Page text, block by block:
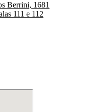
Berrini, 1681
111 e 112